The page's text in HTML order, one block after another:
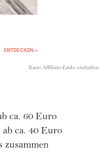
ENTDECKEN→
Kann Affiliate-Links enthalten.
ca. 60 Euro
ab ca. 40 Euro